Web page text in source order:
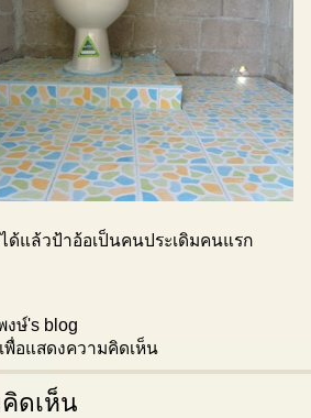
ด้แล้วป้าอ้อเป็นคนประเดิมคนแรก
งษ์'s blog
เพื่อแสดงความคิดเห็น
ดเห็น